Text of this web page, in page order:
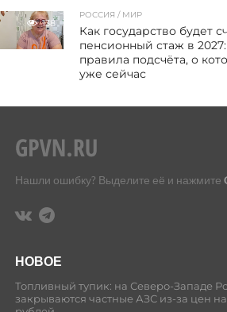
138
РОССИЯ / МИР
Как государство будет
пенсионный стаж в
правила подсчёта, о
уже сейчас
Нашли ошибку? Выделите её и нажмите
НОВОЕ
Топливный тупик: на Северо-Западе
закрываются частные АЗС из-за цен